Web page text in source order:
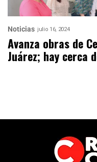
Noticias julio 16, 2024
Avanza obras de
Juárez; hay cerca